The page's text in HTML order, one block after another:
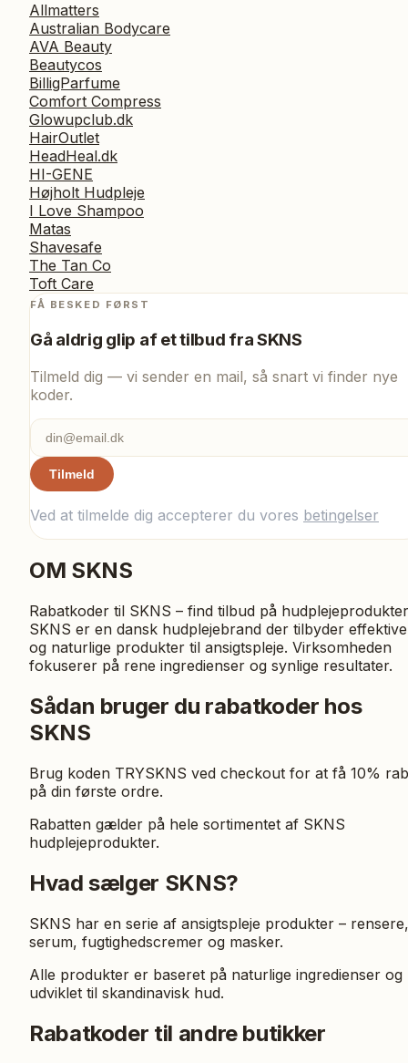
Allmatters
Australian Bodycare
AVA Beauty
Beautycos
BilligParfume
Comfort Compress
Glowupclub.dk
HairOutlet
HeadHeal.dk
HI-GENE
Højholt Hudpleje
I Love Shampoo
Matas
Shavesafe
The Tan Co
Toft Care
FÅ BESKED FØRST
Gå aldrig glip af et tilbud fraSKNS
Tilmeld dig — vi sender en mail, så snart vi finder nye
koder.
Tilmeld
Ved at tilmelde dig accepterer du vores betingelser
OM SKNS
Rabatkoder til SKNS – find tilbud på
SKNS er en dansk hudplejebrand der tilbyder effektive
og naturlige produkter til ansigtspleje. Virksomheden
fokuserer på rene ingredienser og synlige resultater.
Sådan bruger du rabatkoder hos
SKNS
Brug koden TRYSKNS ved checkout for at få 10%
på din første ordre.
Rabatten gælder på hele sortimentet af SKNS
hudplejeprodukter.
Hvad sælger SKNS?
SKNS har en serie af ansigtspleje produkter – rensere,
serum, fugtighedscremer og masker.
Alle produkter er baseret på naturlige ingredienser og
udviklet til skandinavisk hud.
Rabatkoder til andre butikker